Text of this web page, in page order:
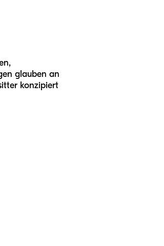
glauben an
konzipiert